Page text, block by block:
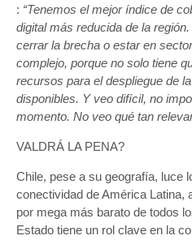
: “Tenemos el mejor índice de
digital más reducida de la
cerrar la brecha o estar en
complejo, porque no solo tiene
recursos para el despliegue de
disponibles. Y veo difícil, no
momento. No veo qué tan
VALDRÁ LA PENA?
Chile, pese a su geografía, luce
conectividad de América Latina,
por mega más barato de todos
Estado tiene un rol clave en la